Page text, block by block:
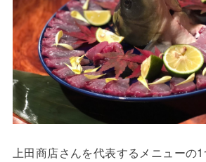
上田商店さんを代表するメニューの1